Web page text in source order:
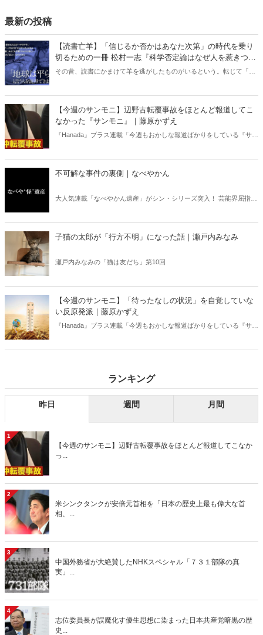
最新の投稿
【読書亡羊】「信じるか否かはあなた次第」の時代を乗り
切るための一冊 松村一志『科学否定論はなぜ人を惹きつけ
るのか』（ちくま新書）｜梶原麻衣子
その昔、読書にかまけて羊を逃がしたものがいるという。転じて「読
ある。元月刊『Hanada』編集部員のライター・梶原がお送りする時事
書評！
【今週のサンモニ】辺野古転覆事故をほとんど報道してこ
なかった『サンモニ』｜藤原かずえ
『Hanada』プラス連載「今週もおかしな報道ばかりをしている『サン
不可解な事件の裏側｜なべやかん
大人気連載「なべやかん遺産」がシン・シリーズ突入！ 芸能界屈指の
信じるか信じないかは、あなた次第！ 芸能ニュース
子猫の太郎が「行方不明」になった話｜瀬戸内みなみ
瀬戸内みなみの「猫は友だち」第10回
【今週のサンモニ】「待ったなしの状況」を自覚していな
い反原発派｜藤原かずえ
『Hanada』プラス連載「今週もおかしな報道ばかりをしている『サン
ランキング
昨日 週間 月間
1
【今週のサンモニ】辺野古転覆事故をほとんど報道してこなか
っ...
2
米シンクタンクが安倍元首相を「日本の歴史上最も偉大な首
相、...
3
中国外務省が大絶賛したNHKスペシャル「７３１部隊の真
実」...
4
志位委員長が誤魔化す優生思想に染まった日本共産党暗黒の歴
史...